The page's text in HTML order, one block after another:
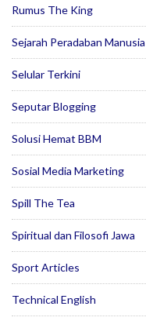
Rumus The King
Sejarah Peradaban Manusia
Selular Terkini
Seputar Blogging
Solusi Hemat BBM
Sosial Media Marketing
Spill The Tea
Spiritual dan Filosofi Jawa
Sport Articles
Technical English